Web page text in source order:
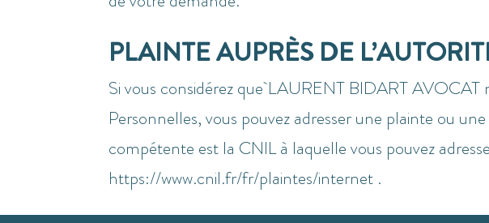
PLAINTE AUPRÈS DE
Si vous considérez queLAURENT BIDART AVOCAT
Personnelles, vous pouvez adresser une plainte ou
compétente est la CNIL à laquelle vous pouvez
https://www.cnil.fr/fr/plaintes/internet .